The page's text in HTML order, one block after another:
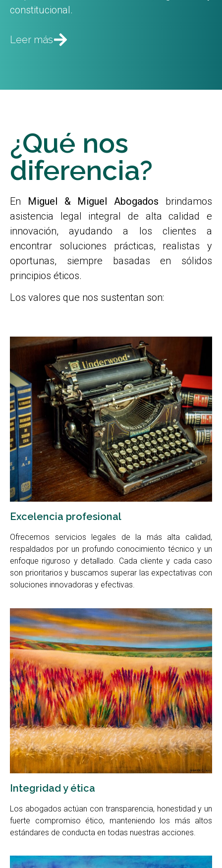
constitucional.
Leer más
¿Qué nos
diferencia?
En Miguel & Miguel Abogados brindamos
asistencia legal integral de alta calidad e
innovación, ayudando a los clientes a
encontrar soluciones prácticas, realistas y
oportunas, siempre basadas en sólidos
principios éticos.
Los valores que nos sustentan son:
Excelencia profesional
Ofrecemos servicios legales de la más alta calidad,
respaldados por un profundo conocimiento técnico y un
enfoque riguroso y detallado. Cada cliente y cada caso
son prioritarios y buscamos superar las expectativas con
soluciones innovadoras y efectivas.
Integridad y ética
Los abogados actúan con transparencia, honestidad y un
fuerte compromiso ético, manteniendo los más altos
estándares de conducta en todas nuestras acciones.